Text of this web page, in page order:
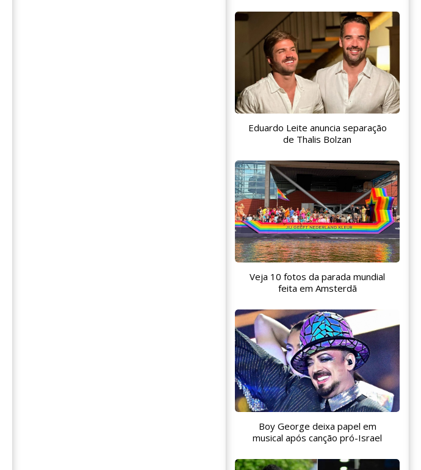
Eduardo Leite anuncia separação
de Thalis Bolzan
Veja 10 fotos da parada mundial
feita em Amsterdã
Boy George deixa papel em
musical após canção pró-Israel